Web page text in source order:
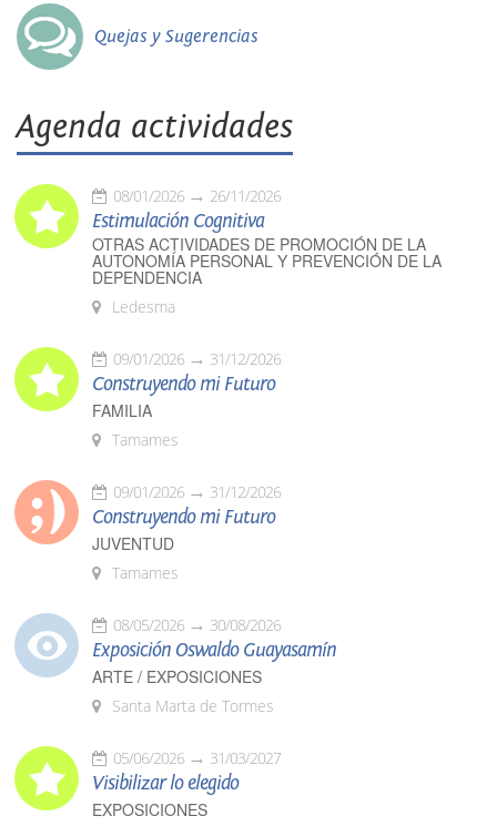
Quejas y Sugerencias
Agenda actividades
08/01/2026 26/11/2026
Estimulación Cognitiva
OTRAS ACTIVIDADES DE PROMOCIÓN DE LA
AUTONOMÍA PERSONAL Y PREVENCIÓN DE LA
DEPENDENCIA
Ledesma
09/01/2026 31/12/2026
Construyendo mi Futuro
FAMILIA
Tamames
09/01/2026 31/12/2026
Construyendo mi Futuro
JUVENTUD
Tamames
08/05/2026 30/08/2026
Exposición Oswaldo Guayasamín
ARTE / EXPOSICIONES
Santa Marta de Tormes
05/06/2026 31/03/2027
Visibilizar lo elegido
EXPOSICIONES